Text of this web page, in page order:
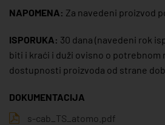
NAPOMENA: Za navedeni proizvod
ISPORUKA: 30 dana (navedeni rok
biti i kraći i duži ovisno o potrebnom
dostupnosti proizvoda od strane
DOKUMENTACIJA
s-cab_TS_atomo.pdf